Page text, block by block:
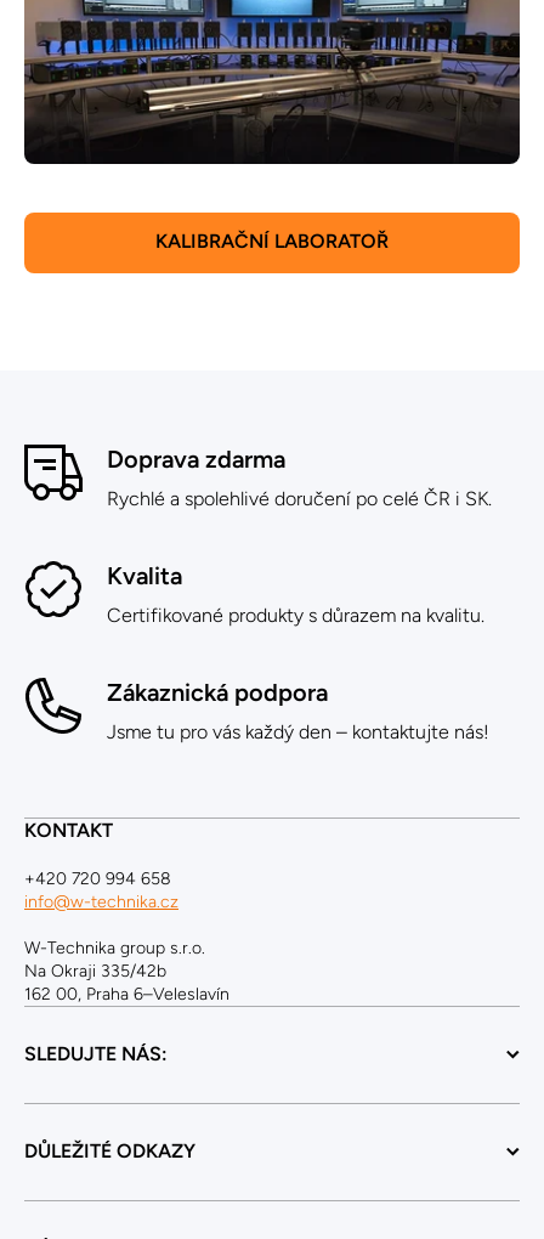
KALIBRAČNÍ LABORATOŘ
Doprava zdarma
Rychlé a spolehlivé doručení po celé ČR i SK.
Kvalita
Certifikované produkty s důrazem na kvalitu.
Zákaznická podpora
Jsme tu pro vás každý den – kontaktujte nás!
KONTAKT
+420 720 994 658
info@w-technika.cz
W-Technika group s.r.o.
Na Okraji 335/42b
162 00, Praha 6–Veleslavín
SLEDUJTE NÁS:
DŮLEŽITÉ ODKAZY